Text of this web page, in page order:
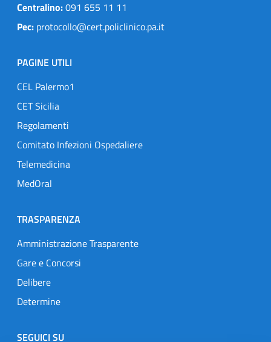
Centralino:091 655 11 11
Pec: protocollo@cert.policlinico.pa.it
PAGINE UTILI
CEL Palermo1
CET Sicilia
Regolamenti
Comitato Infezioni Ospedaliere
Telemedicina
MedOral
TRASPARENZA
Amministrazione Trasparente
Gare e Concorsi
Delibere
Determine
SEGUICI SU